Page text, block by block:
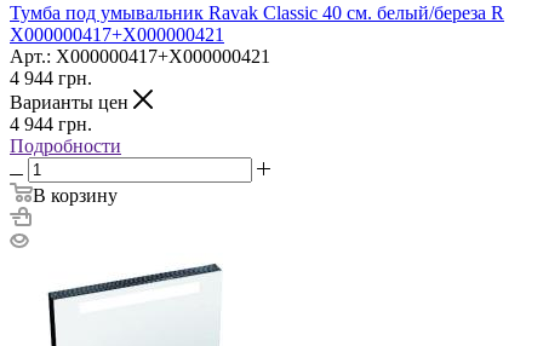
Тумба под умывальник Ravak Classic 40 см. белый/береза R
X000000417+X000000421
Арт.: X000000417+X000000421
4 944 грн.
Варианты цен
4 944 грн.
Подробности
В корзину